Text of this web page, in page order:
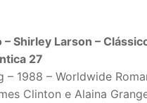
Shirley Larson –
27
– 1988 – Worldwide
Clinton e Alaina